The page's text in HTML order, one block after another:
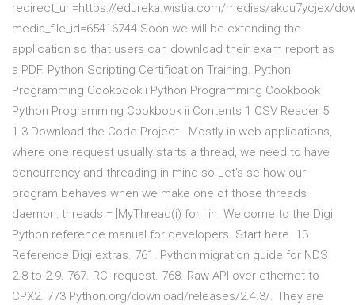
redirect_url=https://edureka.wistia.com/medias/akdu7ycjex/
media_file_id=65416744 Soon we will be extending the
application so that users can download their exam report as
a PDF. Python Scripting Certification Training. Python
Programming Cookbook i Python Programming Cookbook
Python Programming Cookbook ii Contents 1 CSV Reader 5
1.3 Download the Code Project . Mostly in web applications,
where one request usually starts a thread, we need to have
concurrency and threading in mind so Let's se how our
program behaves when we make one of those threads
daemon: threads = [MyThread(i) for i in Welcome to the Digi
Python reference manual for developers. Start here. 13.
Reference Digi extras. 761. Python migration guide for NDS
2.8 to 2.9. 767. RCI request. 768. Raw API over ethernet to
CPX2. 773 Python.org/download/releases/2.4.3/. They are